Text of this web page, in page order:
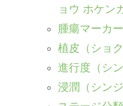
ョウ ホケン
腫瘍マーカ
植皮（ショク
進行度（シン
浸潤（シンジ